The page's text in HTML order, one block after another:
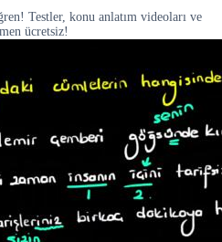
Testler, konu anlatım videoları ve
ücretsiz!